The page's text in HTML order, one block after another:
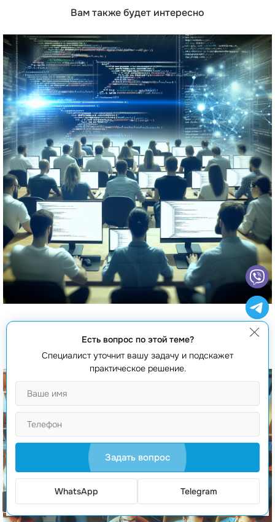
Вам также будет интересно
Есть вопрос по этой теме?
Специалист уточнит вашу задачу и подскажет
практическое решение.
Задать вопрос
WhatsApp Telegram
Заказать звонок